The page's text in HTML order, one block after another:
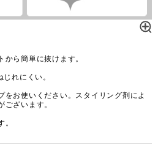
ら簡単に抜けます。
れにくい。
をお使いください。スタイリング剤によ
ございます。